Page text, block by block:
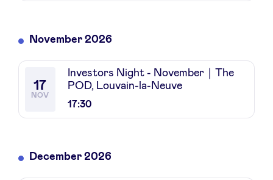
BeAngels Luxemburg
NXT Brussels - Investeerders groep
Pooling Services
Sponsors
November 2026
17
NOV
17:30
Investors Night - November｜The
POD, Louvain-la-Neuve
December 2026